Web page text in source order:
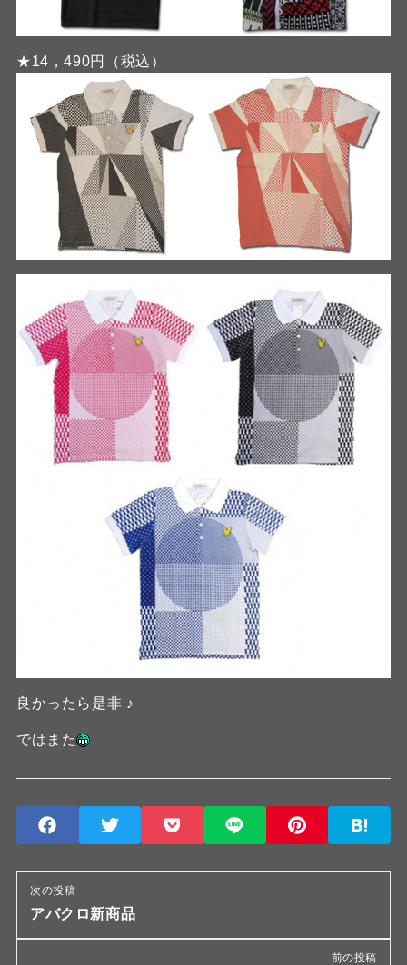
★14，490円（税込）
良かったら是非 ♪
ではまた
次の投稿
アバクロ新商品
前の投稿